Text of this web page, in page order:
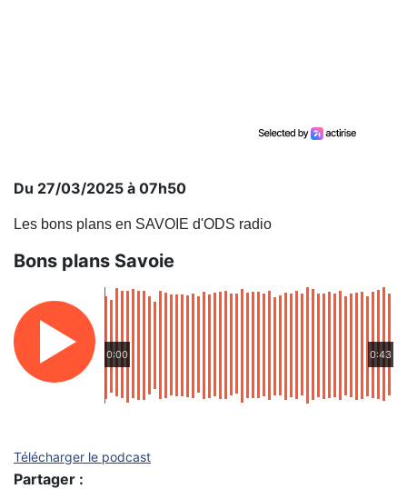
Du 27/03/2025 à 07h50
Les bons plans en SAVOIE d'ODS radio
Bons plans Savoie
0:00 0:43
Télécharger le podcast
Partager :